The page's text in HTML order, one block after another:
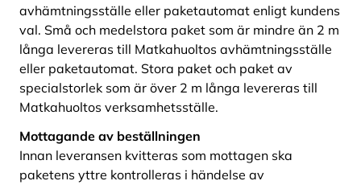
avhämtningsställe eller paketautomat enligt kundens
val. Små och medelstora paket som är mindre än 2 m
långa levereras till Matkahuoltos avhämtningsställe
eller paketautomat. Stora paket och paket av
specialstorlek som är över 2 m långa levereras till
Matkahuoltos verksamhetsställe.
Mottagande av beställningen
Innan leveransen kvitteras som mottagen ska
paketens yttre kontrolleras i händelse av